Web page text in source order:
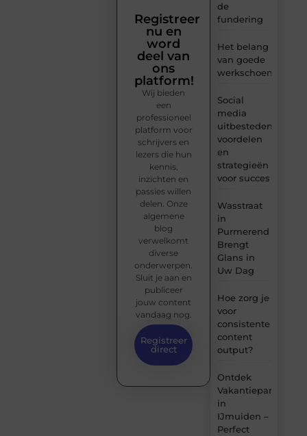
de
fundering
Het belang
van goede
werkschoenen
Social
media
uitbesteden:
voordelen
en
strategieën
voor succes
Wasstraat
in
Purmerend
Brengt
Glans in
Uw Dag
Hoe zorg je
voor
consistente
content
output?
Ontdek
Vakantiepark
in
IJmuiden –
Perfect
Registreer
nu en
word
deel van
ons
platform!
Wij bieden
een
professioneel
platform voor
schrijvers en
lezers die hun
kennis,
inzichten en
passies willen
delen. Onze
algemene
blog
verwelkomt
diverse
onderwerpen.
Sluit je aan en
publiceer
jouw content
vandaag nog.
Registreer
direct